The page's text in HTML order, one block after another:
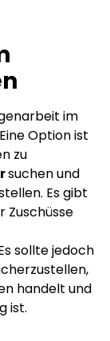
im
Option ist
zu
suchen und
Es gibt
Zuschüsse
sollte jedoch
handelt und
ist.